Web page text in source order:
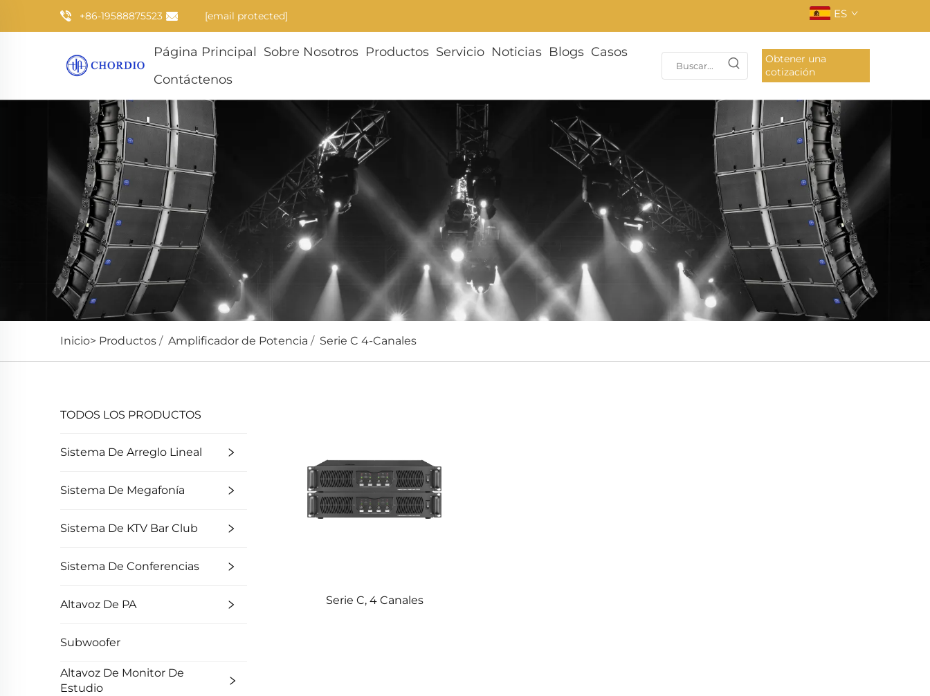
+86-19588875523 [email protected] ES
Página Principal Sobre Nosotros Productos Servicio Noticias Blogs Casos
Contáctenos
Obtener una
cotización
Inicio> Productos / Amplificador de Potencia / Serie C 4-Canales
TODOS LOS PRODUCTOS
Sistema De Arreglo Lineal
Sistema De Megafonía
Sistema De KTV Bar Club
Sistema De Conferencias
Altavoz De PA
Subwoofer
Altavoz De Monitor De
Estudio
Serie C, 4 Canales